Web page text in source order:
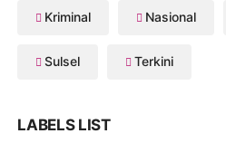
Kriminal Nasional
Sulsel Terkini
LABELS LIST